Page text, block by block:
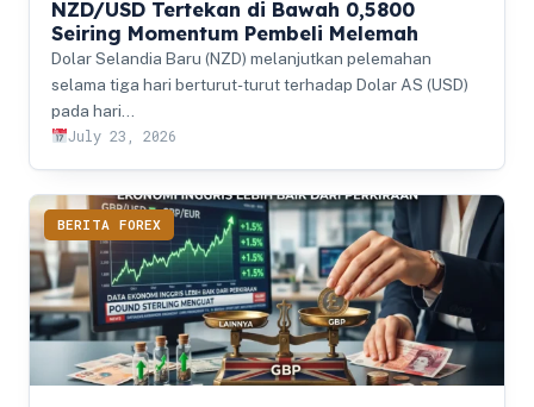
NZD/USD Tertekan di Bawah 0,5800
Seiring Momentum Pembeli Melemah
Dolar Selandia Baru (NZD) melanjutkan pelemahan
selama tiga hari berturut-turut terhadap Dolar AS (USD)
pada hari…
July 23, 2026
BERITA FOREX